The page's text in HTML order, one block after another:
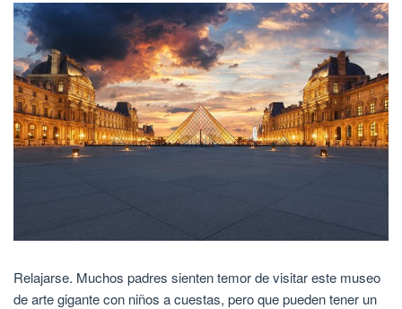
Relajarse. Muchos padres sienten temor de visitar este museo
de arte gigante con niños a cuestas, pero que pueden tener un